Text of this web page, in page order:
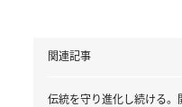
関連記事
伝統を守り進化し続ける。